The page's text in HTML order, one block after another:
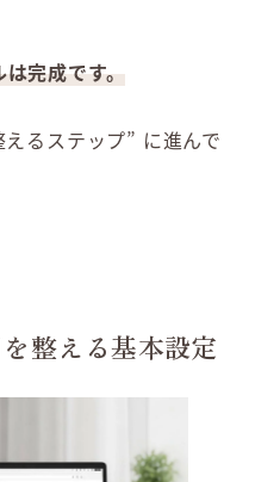
完成です。
るステップ” に進んで
整える基本設定